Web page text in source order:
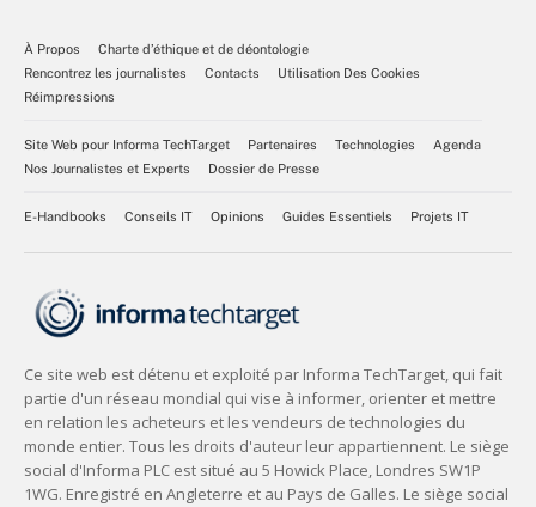
À Propos
Charte d’éthique et de déontologie
Rencontrez les journalistes
Contacts
Utilisation Des Cookies
Réimpressions
Site Web pour Informa TechTarget Partenaires Technologies
Agenda
Nos Journalistes et Experts
Dossier de Presse
E-Handbooks Conseils IT Opinions Guides Essentiels Projets IT